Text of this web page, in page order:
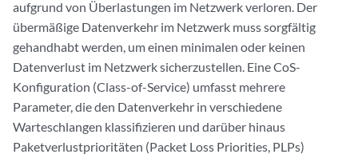
aufgrund von Überlastungen im Netzwerk verloren. Der
übermäßige Datenverkehr im Netzwerk muss sorgfältig
gehandhabt werden, um einen minimalen oder keinen
Datenverlust im Netzwerk sicherzustellen. Eine CoS-
Konfiguration (Class-of-Service) umfasst mehrere
Parameter, die den Datenverkehr in verschiedene
Warteschlangen klassifizieren und darüber hinaus
Paketverlustprioritäten (Packet Loss Priorities, PLPs)